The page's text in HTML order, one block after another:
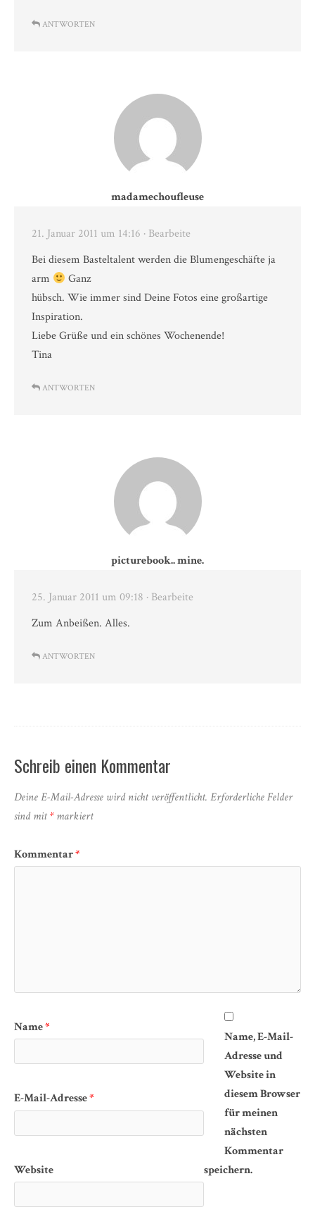
ANTWORTEN
madamechoufleuse
21. Januar 2011 um 14:16 · Bearbeite
Bei diesem Basteltalent werden die Blumengeschäfte ja
arm
Ganz
hübsch. Wie immer sind Deine Fotos eine großartige
Inspiration.
Liebe Grüße und ein schönes Wochenende!
Tina
ANTWORTEN
picturebook.. mine.
25. Januar 2011 um 09:18 · Bearbeite
Zum Anbeißen. Alles.
ANTWORTEN
Schreib einen Kommentar
Deine E-Mail-Adresse wird nicht veröffentlicht. Erforderliche Felder
sind mit*markiert
Kommentar*
Name*
E-Mail-Adresse*
Website
Name, E-Mail-
Adresse und
Website in
diesem Browser
für meinen
nächsten
Kommentar
speichern.